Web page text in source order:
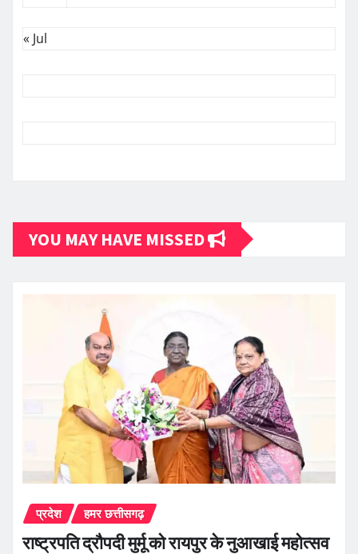
« Jul
YOU MAY HAVE MISSED
प्रदेश हमर छत्तीसगढ़
राष्ट्रपति द्रौपदी मुर्मू को रायपुर के नुआखाई महोत्सव